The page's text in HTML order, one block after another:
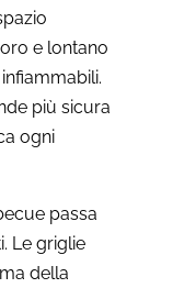
e lontano
più sicura
ogni
passa
Le griglie
della